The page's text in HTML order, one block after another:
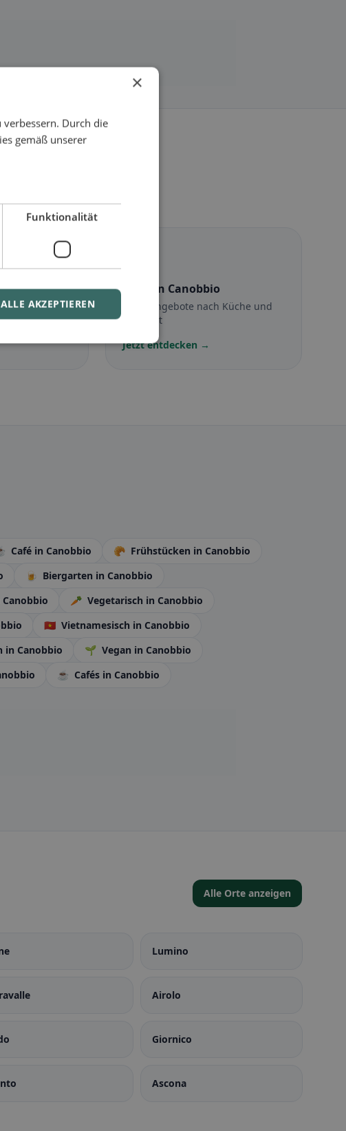
&
in Canobbio
Halal-Angebote nach Küche und
Standort
Jetzt entdecken →
Café in Canobbio 🥐 Frühstücken in Canobbio
🍺 Biergarten in Canobbio
Canobbio 🥕 Vegetarisch in Canobbio
🇻🇳 Vietnamesisch in Canobbio
in Canobbio 🌱 Vegan in Canobbio
☕ Cafés in Canobbio
Alle Orte anzeigen
Lumino
Airolo
Giornico
Ascona
×
Durch die
gemäß unserer
Funktionalität
ALLE AKZEPTIEREN